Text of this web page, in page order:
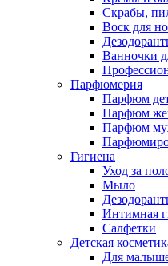
Скрабы,
Воск для
Ванночки
Парфюмерия
Парфюм
Парфюм
Парфюм
Гигиена
Уход за
Мыло
Интимная
Салфетки
Детская
Для